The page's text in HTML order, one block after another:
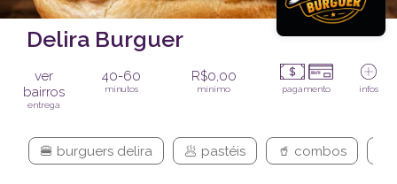
Delira Burguer
ver
bairros
entrega
40-60
minutos
R$0,00
mínimo pagamento infos
🍔 burguers delira 🥟 pastéis 🥤 combos